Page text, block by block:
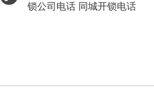
锁公司电话 同城开锁电话